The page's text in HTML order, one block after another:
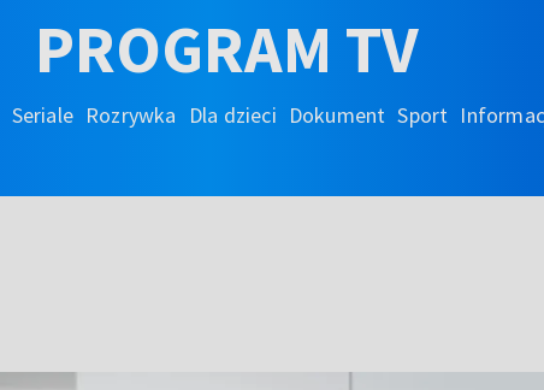
PROGRAM TV
Seriale Rozrywka Dla dzieci Dokument Sport